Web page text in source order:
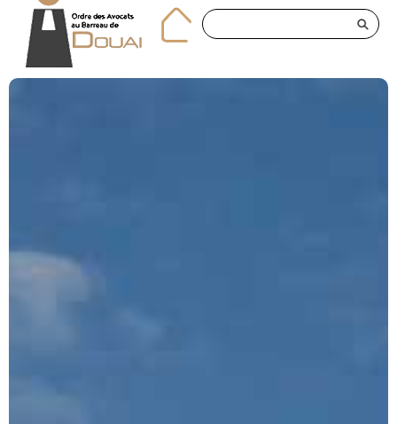
Panneau de gestion des cookies